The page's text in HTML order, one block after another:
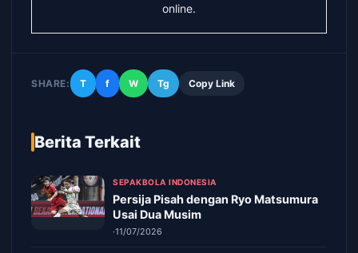
online.
SHARE: T f W Tg Copy Link
Berita Terkait
SEPAKBOLA INDONESIA
Persija Pisah dengan Ryo Matsumura
Usai Dua Musim
·11/07/2026